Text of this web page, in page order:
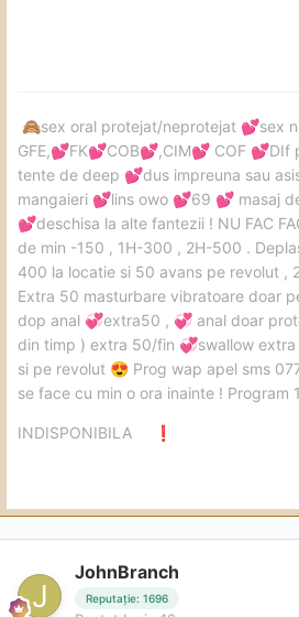
care nu dau doi bani ca eu fața
nu fac bisericuțe
🙈sex oral protejat/neprotejat 💕sex
GFE,💕FK💕COB💕,CIM💕 COF 💕DIf
tente de deep 💕dus impreuna sau
mangaieri 💕lins owo 💕69 💕 masaj
💕deschisa la alte fantezii ! NU FAC
de min -150 , 1H-300 , 2H-500 .
400 la locatie si 50 avans pe revolut ,
Extra 50 masturbare vibratoare doar
dop anal 💞extra50 , 💞 anal doar
din timp ) extra 50/fin 💞swallow
si pe revolut 😍 Prog wap apel sms
se face cu min o ora inainte ! Program
INDISPONIBILA ❗
JohnBranch
Reputație: 1696